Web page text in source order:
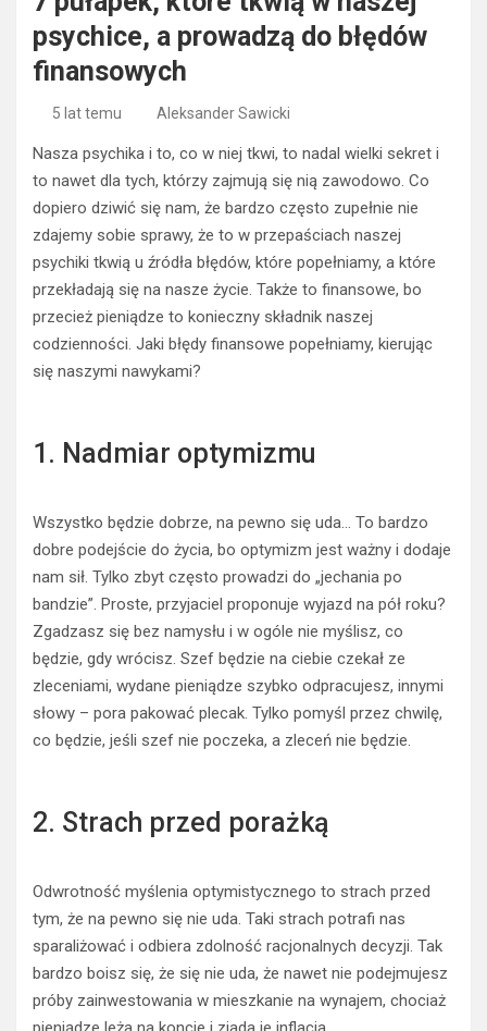
psychice, a prowadzą do błędów
finansowych
5 lat temu Aleksander Sawicki
Nasza psychika i to, co w niej tkwi, to nadal wielki sekret i
to nawet dla tych, którzy zajmują się nią zawodowo. Co
dopiero dziwić się nam, że bardzo często zupełnie nie
zdajemy sobie sprawy, że to w przepaściach naszej
psychiki tkwią u źródła błędów, które popełniamy, a które
przekładają się na nasze życie. Także to finansowe, bo
przecież pieniądze to konieczny składnik naszej
codzienności. Jaki błędy finansowe popełniamy, kierując
się naszymi nawykami?
1. Nadmiar optymizmu
Wszystko będzie dobrze, na pewno się uda… To bardzo
dobre podejście do życia, bo optymizm jest ważny i dodaje
nam sił. Tylko zbyt często prowadzi do „jechania po
bandzie”. Proste, przyjaciel proponuje wyjazd na pół roku?
Zgadzasz się bez namysłu i w ogóle nie myślisz, co
będzie, gdy wrócisz. Szef będzie na ciebie czekał ze
zleceniami, wydane pieniądze szybko odpracujesz, innymi
słowy – pora pakować plecak. Tylko pomyśl przez chwilę,
co będzie, jeśli szef nie poczeka, a zleceń nie będzie.
2. Strach przed porażką
Odwrotność myślenia optymistycznego to strach przed
tym, że na pewno się nie uda. Taki strach potrafi nas
sparaliżować i odbiera zdolność racjonalnych decyzji. Tak
bardzo boisz się, że się nie uda, że nawet nie podejmujesz
próby zainwestowania w mieszkanie na wynajem, chociaż